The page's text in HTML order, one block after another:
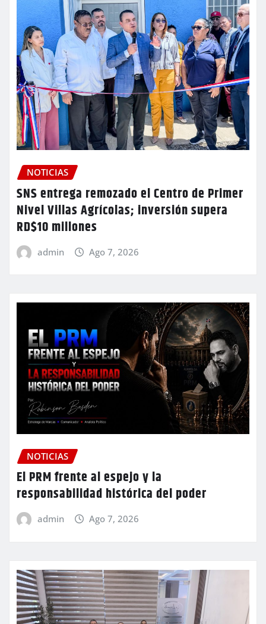
NOTICIAS
SNS entrega remozado el Centro de Primer
Nivel Villas Agrícolas; inversión supera
RD$10 millones
admin Ago 7, 2026
NOTICIAS
El PRM frente al espejo y la
responsabilidad histórica del poder
admin Ago 7, 2026